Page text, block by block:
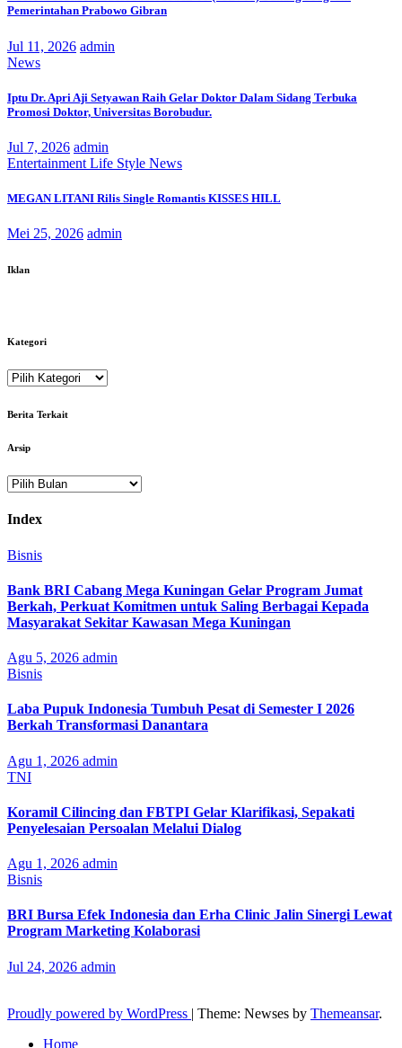
Pemerintahan Prabowo Gibran
Jul 11, 2026 admin
News
Iptu Dr. Apri Aji Setyawan Raih Gelar Doktor Dalam Sidang Terbuka
Promosi Doktor, Universitas Borobudur.
Jul 7, 2026 admin
Entertainment Life Style News
MEGAN LITANI Rilis Single Romantis KISSES HILL
Mei 25, 2026 admin
Iklan
Kategori
Kategori
Berita Terkait
Arsip
Arsip
Index
Bisnis
Bank BRI Cabang Mega Kuningan Gelar Program Jumat
Berkah, Perkuat Komitmen untuk Saling Berbagai Kepada
Masyarakat Sekitar Kawasan Mega Kuningan
Agu 5, 2026 admin
Bisnis
Laba Pupuk Indonesia Tumbuh Pesat di Semester I 2026
Berkah Transformasi Danantara
Agu 1, 2026 admin
TNI
Koramil Cilincing dan FBTPI Gelar Klarifikasi, Sepakati
Penyelesaian Persoalan Melalui Dialog
Agu 1, 2026 admin
Bisnis
BRI Bursa Efek Indonesia dan Erha Clinic Jalin Sinergi Lewat
Program Marketing Kolaborasi
Jul 24, 2026 admin
Proudly powered by WordPress | Theme: Newses by Themeansar.
Home